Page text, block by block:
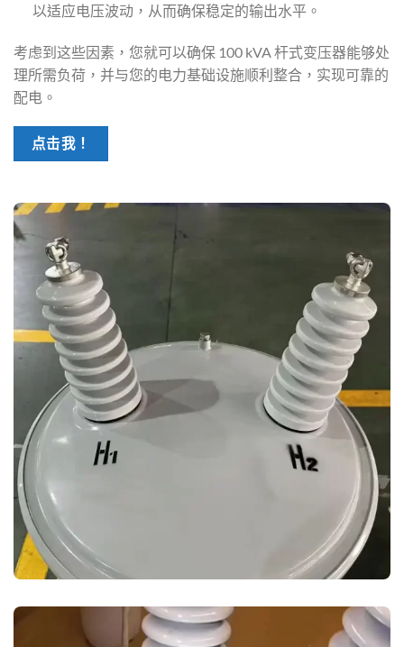
以适应电压波动，从而确保稳定的输出水平。
考虑到这些因素，您就可以确保 100 kVA 杆式变压器能够处
理所需负荷，并与您的电力基础设施顺利整合，实现可靠的
配电。
点击我！